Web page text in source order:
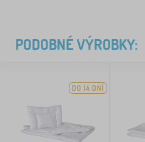
PODOBNÉ VÝROBKY:
DO 14 DNÍ